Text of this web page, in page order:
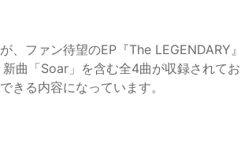
ファン待望のEP『The LEGENDARY』
曲「Soar」を含む全4曲が収録されてお
きる内容になっています。